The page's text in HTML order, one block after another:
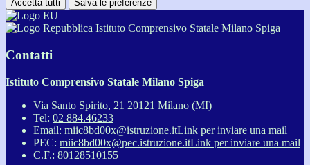
Accetta tutti Salva le preferenze
Istituto Comprensivo Statale Milano Spiga
Contatti
Istituto Comprensivo Statale Milano Spiga
Via Santo Spirito, 21 20121 Milano (MI)
Tel: 02 884.46233
Email: miic8bd00x@istruzione.itLink per inviare una mail
PEC: miic8bd00x@pec.istruzione.itLink per inviare una mail
C.F.: 80128510155